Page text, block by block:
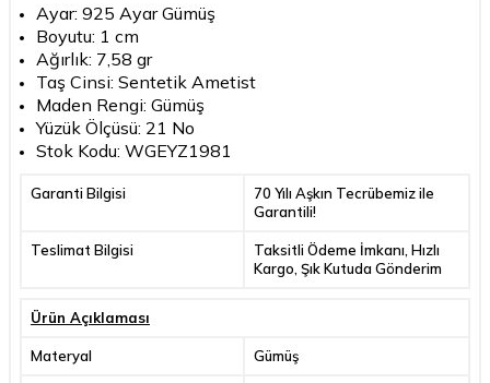
Ayar: 925 Ayar Gümüş
Boyutu: 1 cm
Ağırlık: 7,58 gr
Taş Cinsi: Sentetik Ametist
Maden Rengi: Gümüş
Yüzük Ölçüsü: 21 No
Stok Kodu: WGEYZ1981
Garanti Bilgisi
70 Yılı Aşkın Tecrübemiz ile
Garantili!
Teslimat Bilgisi
Taksitli Ödeme İmkanı, Hızlı
Kargo, Şık Kutuda Gönderim
Ürün Açıklaması
Materyal Gümüş